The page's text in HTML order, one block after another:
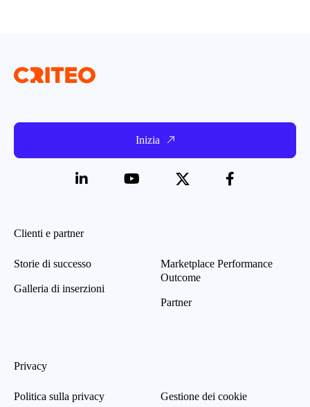
Inizia
Clienti e partner
Storie di successo
Galleria di inserzioni
Marketplace Performance
Outcome
Partner
Privacy
Politica sulla privacy Gestione dei cookie